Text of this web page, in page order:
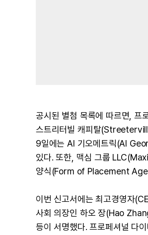
공시된 별첨 목록에 따르면, 프
스트리터빌 캐피탈
9일에는 AI 기오메트릭(AI
있다. 또한, 맥심 그룹
양식(Form of Placement
이번 신고서에는 최고경영자
사회 의장인 하오 장(Hao
등이 서명했다. 프로페셔널 다